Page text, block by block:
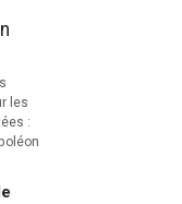
les
: